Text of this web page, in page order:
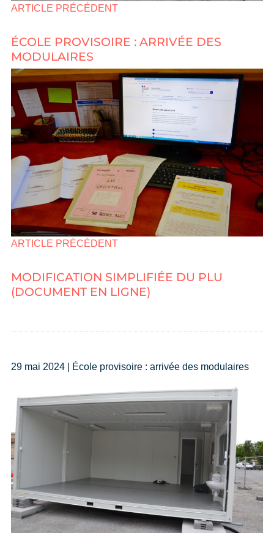
ARTICLE PRÉCÉDENT
ÉCOLE PROVISOIRE : ARRIVÉE DES
MODULAIRES
ARTICLE PRÉCÉDENT
MODIFICATION SIMPLIFIÉE DU PLU
(DOCUMENT EN LIGNE)
29 mai 2024 | École provisoire : arrivée des modulaires